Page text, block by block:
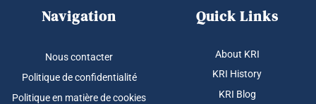
Navigation
Nous contacter
Politique de confidentialité
Politique en matière de cookies
Quick Links
About KRI
KRI History
KRI Blog